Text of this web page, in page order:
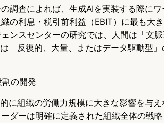
調査によれば、生成AIを実装する際に
の利息・税引前利益（EBIT）に最も大
ンスセンターの研究では、人間は「文
「反復的、大量、またはデータ駆動型
の開発
に組織の労働力規模に大きな影響を与
ダーは明確に定義された組織全体の戦